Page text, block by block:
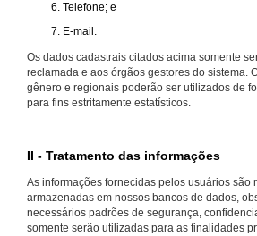
Telefone; e
E-mail.
Os dados cadastrais citados acima somente
reclamada e aos órgãos gestores do sistema.
gênero e regionais poderão ser utilizados de
para fins estritamente estatísticos.
II - Tratamento das informações
As informações fornecidas pelos usuários são
armazenadas em nossos bancos de dados,
necessários padrões de segurança,
somente serão utilizadas para as finalidades